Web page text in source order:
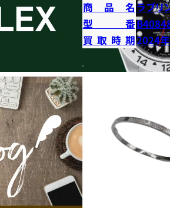
商品名 ラブリ
型番
買取時期2024